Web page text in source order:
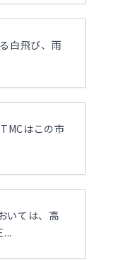
白飛び、雨
はこの市
いては、高